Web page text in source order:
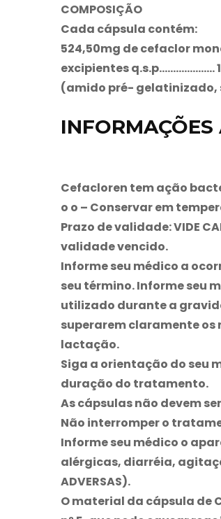
COMPOSIÇÃO
Cada cápsula contém:
524,50mg de cefaclor
excipientes q.s.p………………..
(amido pré- gelatinizado,
INFORMAÇÕES
Cefacloren tem ação
o o – Conservar em
Prazo de validade: VIDE
validade vencido.
Informe seu médico a
seu término. Informe seu
utilizado durante a
superarem claramente os
lactação.
Siga a orientação do seu
duração do tratamento.
As cápsulas não devem
Não interromper o
Informe seu médico o
alérgicas, diarréia,
ADVERSAS).
O material da cápsula de